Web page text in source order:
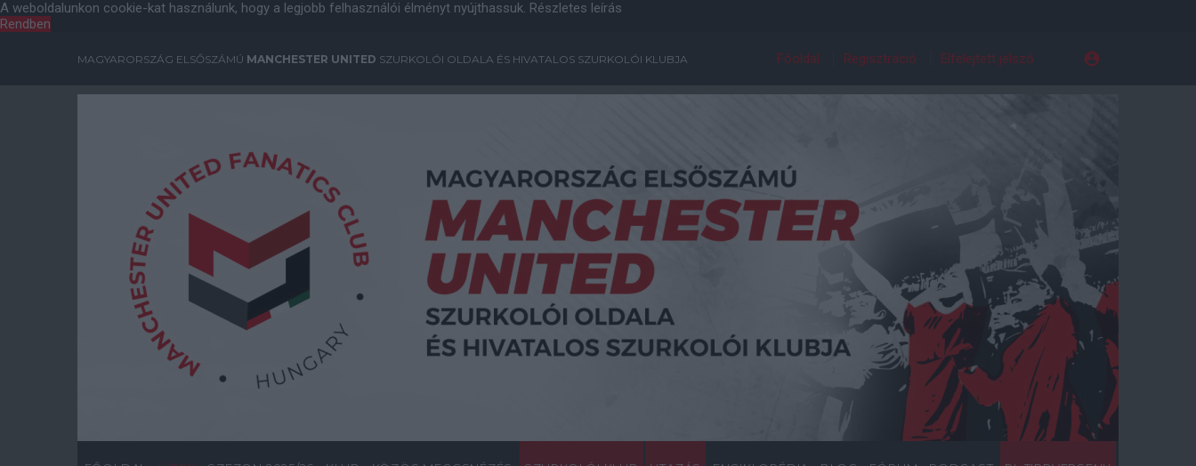
A weboldalunkon cookie-kat használunk, hogy a legjobb felhasználói élményt nyújthassuk. Részletes leírás
Rendben
MAGYARORSZÁG ELSŐSZÁMÚ MANCHESTER UNITED SZURKOLÓI OLDALA ÉS HIVATALOS SZURKOLÓI KLUBJA Főoldal Regisztráció Elfelejtett jelszó